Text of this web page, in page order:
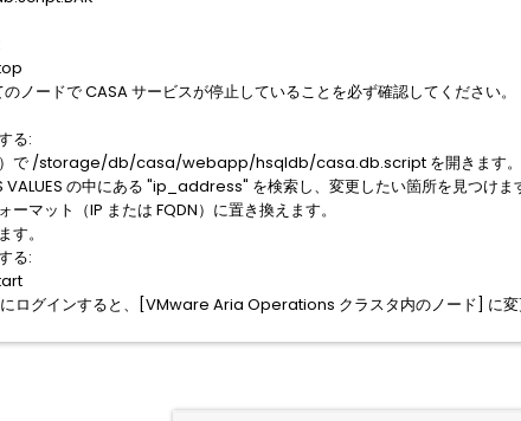
ノードで CASA サービスが停止していることを必ず確認してください。
る:
）で /storage/db/casa/webapp/hsqldb/casa.db.script を開きます。
VALUES の中にある "ip_address" を検索し、変更したい箇所を見つけま
マット（IP または FQDN）に置き換えます。
。
る:
ログインすると、[VMware Aria Operations クラスタ内のノード] に変